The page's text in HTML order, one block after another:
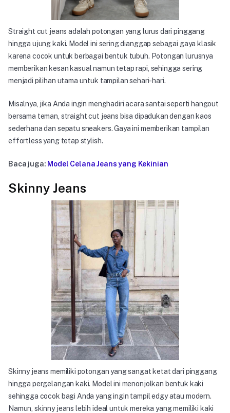
Straight cut jeans adalah potongan yang lurus dari pinggang
hingga ujung kaki. Model ini sering dianggap sebagai gaya klasik
karena cocok untuk berbagai bentuk tubuh. Potongan lurusnya
memberikan kesan kasual namun tetap rapi, sehingga sering
menjadi pilihan utama untuk tampilan sehari-hari.
Misalnya, jika Anda ingin menghadiri acara santai seperti hangout
bersama teman, straight cut jeans bisa dipadukan dengan kaos
sederhana dan sepatu sneakers. Gaya ini memberikan tampilan
effortless yang tetap stylish.
Baca juga: Model Celana Jeans yang Kekinian
Skinny Jeans
Skinny jeans memiliki potongan yang sangat ketat dari pinggang
hingga pergelangan kaki. Model ini menonjolkan bentuk kaki
sehingga cocok bagi Anda yang ingin tampil edgy atau modern.
Namun, skinny jeans lebih ideal untuk mereka yang memiliki kaki